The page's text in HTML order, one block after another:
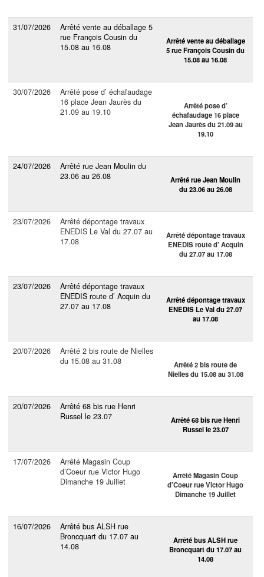
31/07/2026
Arrêté vente au déballage 5
rue François Cousin du
15.08 au 16.08
Arrêté vente au déballage
5 rue François Cousin du
15.08 au 16.08
30/07/2026
Arrêté pose d’ échafaudage
16 place Jean Jaurès du
21.09 au 19.10
Arrêté pose d’
échafaudage 16 place
Jean Jaurès du 21.09 au
19.10
24/07/2026
Arrêté rue Jean Moulin du
23.06 au 26.08
Arrêté rue Jean Moulin
du 23.06 au 26.08
23/07/2026
Arrêté dépontage travaux
ENEDIS Le Val du 27.07 au
17.08
Arrêté dépontage travaux
ENEDIS route d’ Acquin
du 27.07 au 17.08
23/07/2026
Arrêté dépontage travaux
ENEDIS route d’ Acquin du
27.07 au 17.08
Arrêté dépontage travaux
ENEDIS Le Val du 27.07
au 17.08
20/07/2026
Arrêté 2 bis route de Nielles
du 15.08 au 31.08
Arrêté 2 bis route de
Nielles du 15.08 au 31.08
20/07/2026
Arrêté 68 bis rue Henri
Russel le 23.07
Arrêté 68 bis rue Henri
Russel le 23.07
17/07/2026
Arrêté Magasin Coup
d’Coeur rue Victor Hugo
Dimanche 19 Juillet
Arrêté Magasin Coup
d’Coeur rue Victor Hugo
Dimanche 19 Juillet
16/07/2026
Arrêté bus ALSH rue
Broncquart du 17.07 au
14.08
Arrêté bus ALSH rue
Broncquart du 17.07 au
14.08